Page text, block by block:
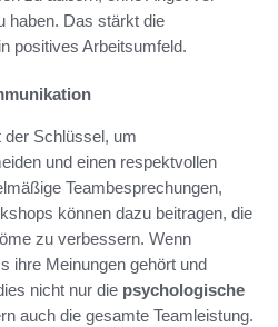
haben. Das stärkt die
positives Arbeitsumfeld.
der Schlüssel, um
und einen respektvollen
Teambesprechungen,
können dazu beitragen, die
zu verbessern. Wenn
ihre Meinungen gehört und
nicht nur die psychologische
auch die gesamte Teamleistung.